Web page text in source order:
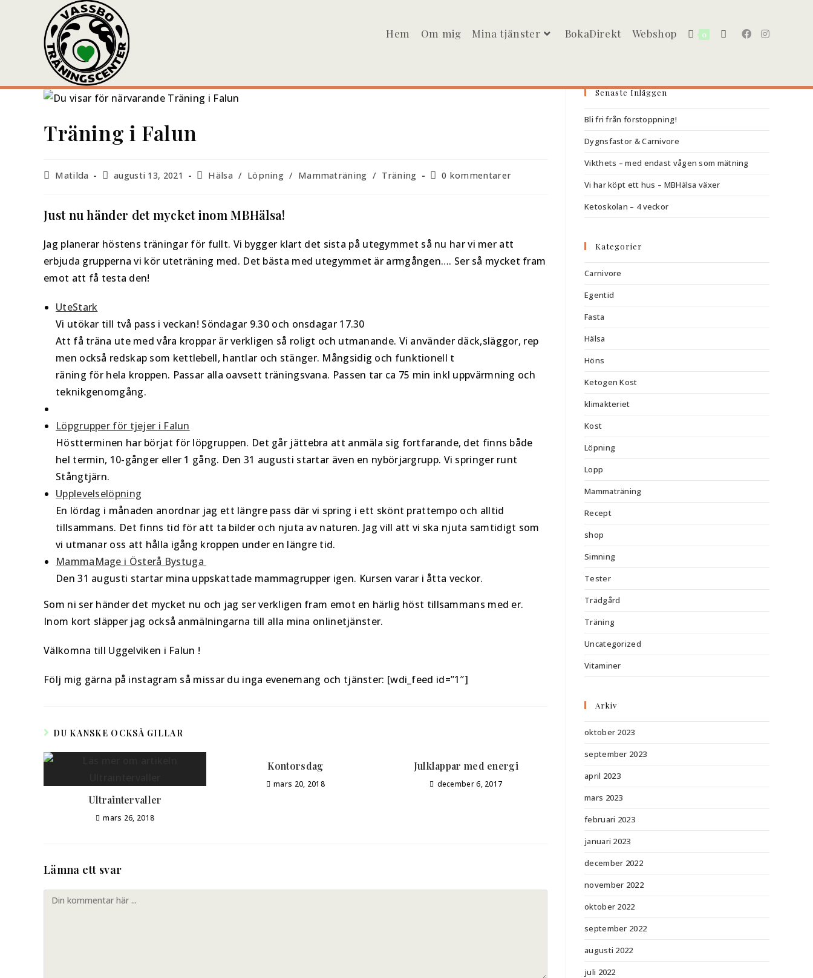
Hem Om mig Mina tjänster BokaDirekt Webshop 0
Träning i Falun
Matilda augusti 13, 2021 Hälsa / Löpning / Mammaträning / Träning 0 kommentarer
Just nu händer det mycket inom MBHälsa!
Jag planerar höstens träningar för fullt. Vi bygger klart det sista på utegymmet så nu har vi mer att
erbjuda grupperna vi kör uteträning med. Det bästa med utegymmet är armgången…. Ser så mycket fram
emot att få testa den!
UteStark
Vi utökar till två pass i veckan! Söndagar 9.30 och onsdagar 17.30
Att få träna ute med våra kroppar är verkligen så roligt och utmanande. Vi använder däck,släggor, rep
men också redskap som kettlebell, hantlar och stänger. Mångsidig och funktionell t
räning för hela kroppen. Passar alla oavsett träningsvana. Passen tar ca 75 min inkl uppvärmning och
teknikgenomgång.
Löpgrupper för tjejer i Falun
Höstterminen har börjat för löpgruppen. Det går jättebra att anmäla sig fortfarande, det finns både
hel termin, 10-gånger eller 1 gång. Den 31 augusti startar även en nybörjargrupp. Vi springer runt
Stångtjärn.
Upplevelselöpning
En lördag i månaden anordnar jag ett längre pass där vi spring i ett skönt prattempo och alltid
tillsammans. Det finns tid för att ta bilder och njuta av naturen. Jag vill att vi ska njuta samtidigt som
vi utmanar oss att hålla igång kroppen under en längre tid.
MammaMage i Österå Bystuga
Den 31 augusti startar mina uppskattade mammagrupper igen. Kursen varar i åtta veckor.
Som ni ser händer det mycket nu och jag ser verkligen fram emot en härlig höst tillsammans med er.
Inom kort släpper jag också anmälningarna till alla mina onlinetjänster.
Välkomna till Uggelviken i Falun !
Följ mig gärna på instagram så missar du inga evenemang och tjänster: [wdi_feed id=”1″]
DU KANSKE OCKSÅ GILLAR
Ultraintervaller
mars 26, 2018
Kontorsdag
mars 20, 2018
Julklappar med energi
december 6, 2017
Lämna ett svar
Senaste Inläggen
Bli fri från förstoppning!
Dygnsfastor & Carnivore
Vikthets – med endast vågen som mätning
Vi har köpt ett hus – MBHälsa växer
Ketoskolan – 4 veckor
Kategorier
Carnivore
Egentid
Fasta
Hälsa
Höns
Ketogen Kost
klimakteriet
Kost
Löpning
Lopp
Mammaträning
Recept
shop
Simning
Tester
Trädgård
Träning
Uncategorized
Vitaminer
Arkiv
oktober 2023
september 2023
april 2023
mars 2023
februari 2023
januari 2023
december 2022
november 2022
oktober 2022
september 2022
augusti 2022
juli 2022